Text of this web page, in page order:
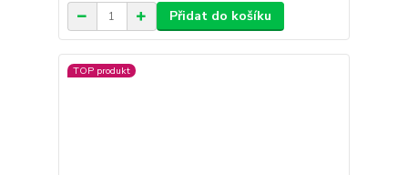
Přidat do košíku
TOP produkt